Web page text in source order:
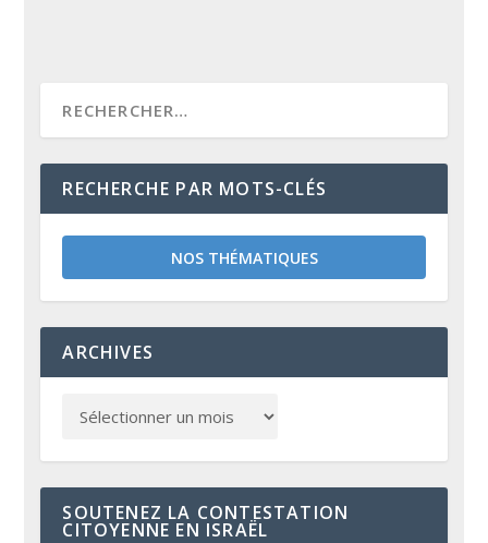
RECHERCHE PAR MOTS-CLÉS
NOS THÉMATIQUES
ARCHIVES
SOUTENEZ LA CONTESTATION
CITOYENNE EN ISRAËL